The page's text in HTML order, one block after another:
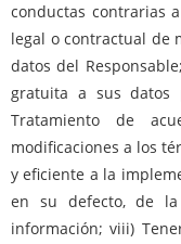
conductas contrarias
legal o contractual de
datos del
gratuita a sus datos
Tratamiento de
modificaciones a los
y eficiente a la
en su defecto, de
información; viii)